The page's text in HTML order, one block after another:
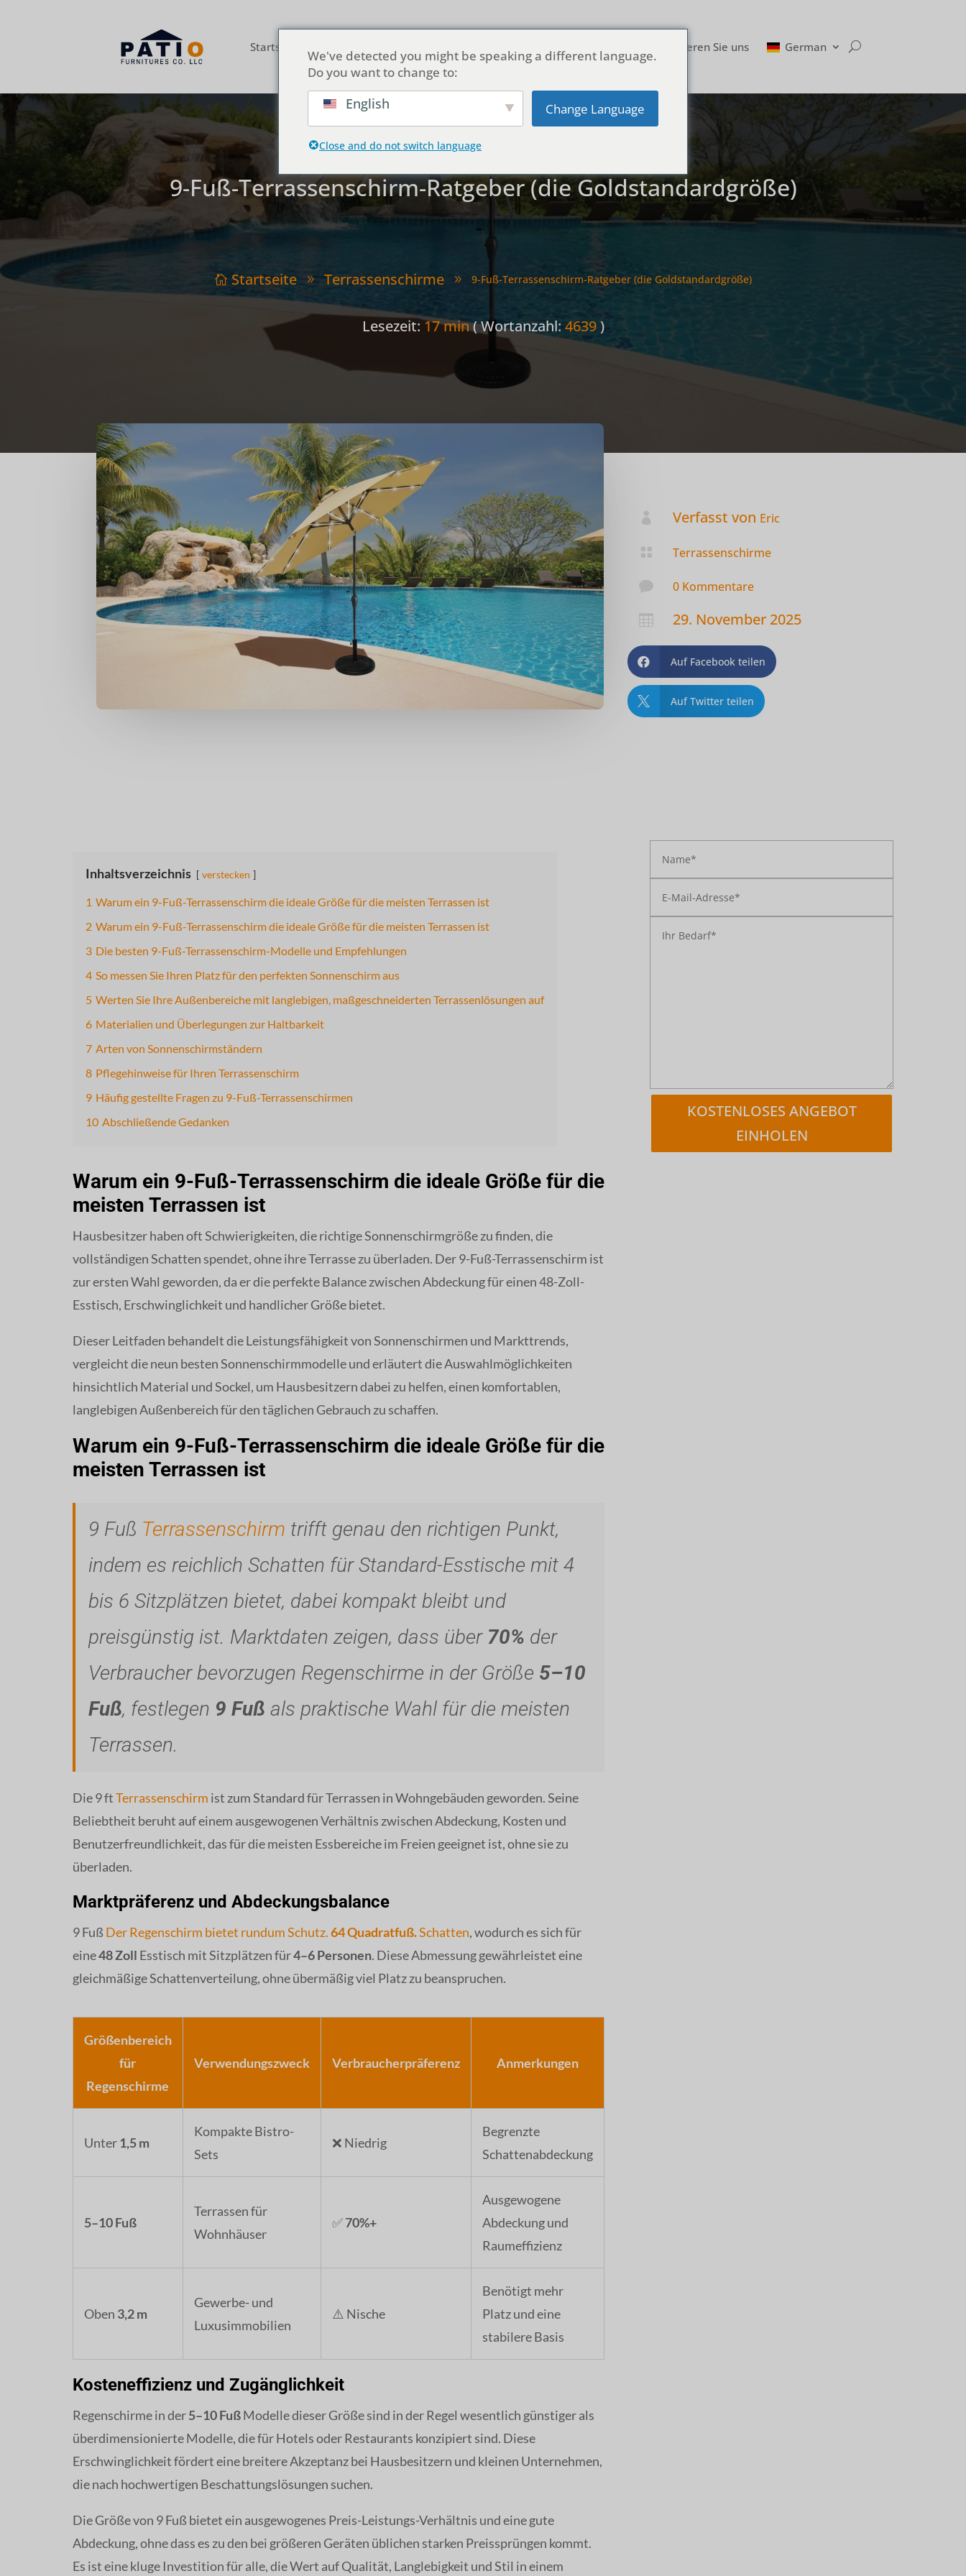
Startseite Kontaktieren Sie uns German
9-Fuß-Terrassenschirm-Ratgeber (die Goldstandardgröße)
 Startseite 9 Terrassenschirme 9 9-Fuß-Terrassenschirm-Ratgeber (die Goldstandardgröße)
Lesezeit: 17 min( Wortanzahl: 4639)
 Verfasst von Eric
 Terrassenschirme
 0 Kommentare
 29. November 2025
 Auf Facebook teilen
 Auf Twitter teilen
Inhaltsverzeichnis verstecken
1 Warum ein 9-Fuß-Terrassenschirm die ideale Größe für die meisten Terrassen ist
2 Warum ein 9-Fuß-Terrassenschirm die ideale Größe für die meisten Terrassen ist
3 Die besten 9-Fuß-Terrassenschirm-Modelle und Empfehlungen
4 So messen Sie Ihren Platz für den perfekten Sonnenschirm aus
5 Werten Sie Ihre Außenbereiche mit langlebigen, maßgeschneiderten Terrassenlösungen auf
6 Materialien und Überlegungen zur Haltbarkeit
7 Arten von Sonnenschirmständern
8 Pflegehinweise für Ihren Terrassenschirm
9 Häufig gestellte Fragen zu 9-Fuß-Terrassenschirmen
10 Abschließende Gedanken
Warum ein 9-Fuß-Terrassenschirm die ideale Größe für die
meisten Terrassen ist
Hausbesitzer haben oft Schwierigkeiten, die richtige Sonnenschirmgröße zu finden, die
vollständigen Schatten spendet, ohne ihre Terrasse zu überladen. Der 9-Fuß-Terrassenschirm ist
zur ersten Wahl geworden, da er die perfekte Balance zwischen Abdeckung für einen 48-Zoll-
Esstisch, Erschwinglichkeit und handlicher Größe bietet.
Dieser Leitfaden behandelt die Leistungsfähigkeit von Sonnenschirmen und Markttrends,
vergleicht die neun besten Sonnenschirmmodelle und erläutert die Auswahlmöglichkeiten
hinsichtlich Material und Sockel, um Hausbesitzern dabei zu helfen, einen komfortablen,
langlebigen Außenbereich für den täglichen Gebrauch zu schaffen.
Warum ein 9-Fuß-Terrassenschirm die ideale Größe für die
meisten Terrassen ist
9 Fuß Terrassenschirm trifft genau den richtigen Punkt,
indem es reichlich Schatten für Standard-Esstische mit 4
bis 6 Sitzplätzen bietet, dabei kompakt bleibt und
preisgünstig ist. Marktdaten zeigen, dass über 70% der
Verbraucher bevorzugen Regenschirme in der Größe 5–10
Fuß, festlegen 9 Fuß als praktische Wahl für die meisten
Terrassen.
Die 9 ftTerrassenschirm ist zum Standard für Terrassen in Wohngebäuden geworden. Seine
Beliebtheit beruht auf einem ausgewogenen Verhältnis zwischen Abdeckung, Kosten und
Benutzerfreundlichkeit, das für die meisten Essbereiche im Freien geeignet ist, ohne sie zu
überladen.
Marktpräferenz und Abdeckungsbalance
9 FußDer Regenschirm bietet rundum Schutz.64 Quadratfuß.Schatten, wodurch es sich für
eine48 Zoll Esstisch mit Sitzplätzen für4–6 Personen. Diese Abmessung gewährleistet eine
gleichmäßige Schattenverteilung, ohne übermäßig viel Platz zu beanspruchen.
Größenbereich
für
Regenschirme
Verwendungszweck Verbraucherpräferenz Anmerkungen
Unter1,5 m
Kompakte Bistro-
Sets
❌ Niedrig
Begrenzte
Schattenabdeckung
5–10 Fuß
Terrassen für
Wohnhäuser
✅70%+
Ausgewogene
Abdeckung und
Raumeffizienz
Oben 3,2 m
Gewerbe- und
Luxusimmobilien
⚠️ Nische
Benötigt mehr
Platz und eine
stabilere Basis
Kosteneffizienz und Zugänglichkeit
Regenschirme in der5–10 FußModelle dieser Größe sind in der Regel wesentlich günstiger als
überdimensionierte Modelle, die für Hotels oder Restaurants konzipiert sind. Diese
Erschwinglichkeit fördert eine breitere Akzeptanz bei Hausbesitzern und kleinen Unternehmen,
die nach hochwertigen Beschattungslösungen suchen.
Die Größe von 9 Fuß bietet ein ausgewogenes Preis-Leistungs-Verhältnis und eine gute
Abdeckung, ohne dass es zu den bei größeren Geräten üblichen starken Preissprüngen kommt.
Es ist eine kluge Investition für alle, die Wert auf Qualität, Langlebigkeit und Stil in einem
KOSTENLOSES ANGEBOT
EINHOLEN
We've detected you might be speaking a different language.
Do you want to change to:
English Change Language
Close and do not switch language